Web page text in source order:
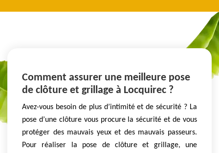
Comment assurer une meilleure pose
de clôture et grillage à Locquirec ?
Avez-vous besoin de plus d’intimité et de sécurité ? La
pose d’une clôture vous procure la sécurité et de vous
protéger des mauvais yeux et des mauvais passeurs.
Pour réaliser la pose de clôture et grillage, une